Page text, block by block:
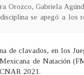
Orozco, Gabriela
se apegó a los
de clavados, en los
de Natación
2021.